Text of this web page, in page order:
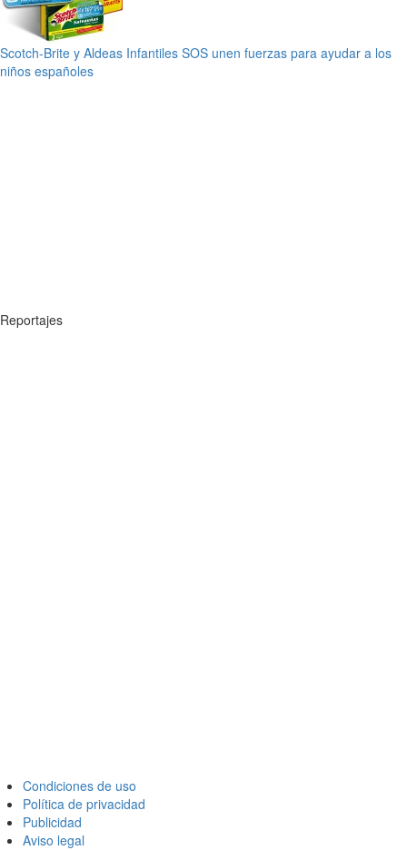
Scotch-Brite y Aldeas Infantiles SOS unen fuerzas para ayudar a los
niños españoles
Reportajes
Condiciones de uso
Política de privacidad
Publicidad
Aviso legal